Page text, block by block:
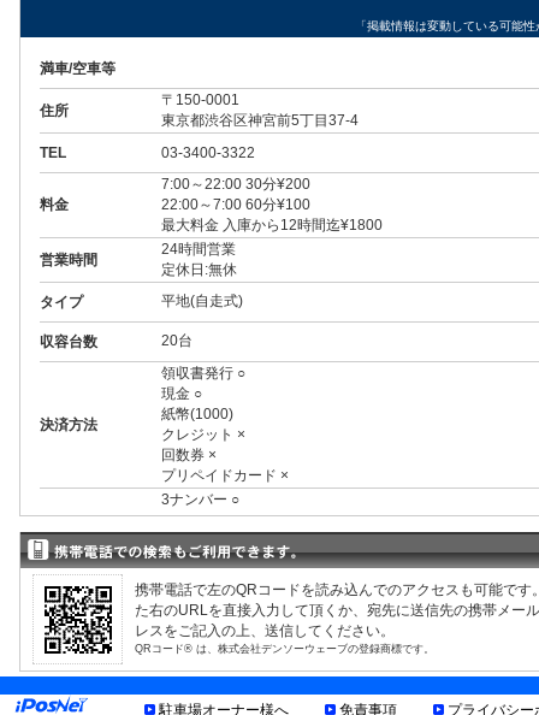
「掲載情報は変動している可能
満車/空車等
住所
〒150-0001
東京都渋谷区神宮前5丁目37-4
TEL
03-3400-3322
料金
7:00～22:00 30分¥200
22:00～7:00 60分¥100
最大料金 入庫から12時間迄¥1800
営業時間
24時間営業
定休日:無休
タイプ
平地(自走式)
収容台数 20台
決済方法
領収書発行 ○
現金 ○
紙幣(1000)
クレジット ×
回数券 ×
プリペイドカード ×
制限事項
3ナンバー ○
RV ○
1BOX ○
外車 ○
幅 1.90m まで
長 5.00m まで
重量 2.50t まで
お知らせ
携帯電話で左のQRコードを読み込んでのアクセスも可能です
た右のURLを直接入力して頂くか、宛先に送信先の携帯メー
レスをご記入の上、送信してください。
QRコード® は、株式会社デンソーウェーブの登録商標です。
駐車場オーナー様へ 免責事項 プライバシー